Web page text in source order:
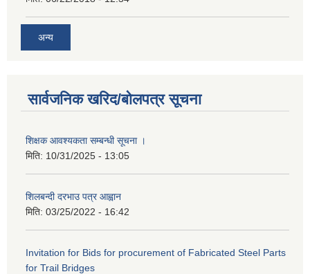
अन्य
सार्वजनिक खरिद/बोलपत्र सूचना
शिक्षक आवश्यकता सम्बन्धी सूचना ।
मिति: 10/31/2025 - 13:05
शिलबन्दी दरभाउ पत्र आह्वान
मिति: 03/25/2022 - 16:42
Invitation for Bids for procurement of Fabricated Steel Parts
for Trail Bridges